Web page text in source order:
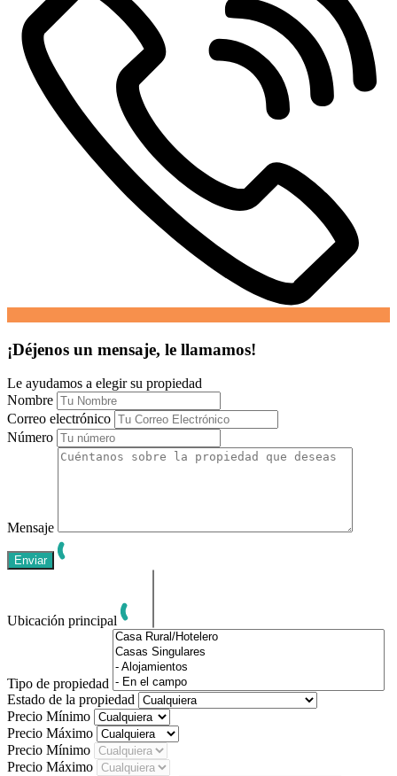
¡Déjenos un mensaje, le llamamos!
Le ayudamos a elegir su propiedad
Nombre
Correo electrónico
Número
Mensaje
Ubicación principal
Tipo de propiedad
Estado de la propiedad
Precio Mínimo
Precio Máximo
Precio Mínimo
Precio Máximo